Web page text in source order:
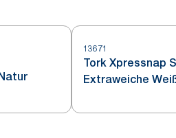
13671
Tork Xpressnap
Extraweiche
Design